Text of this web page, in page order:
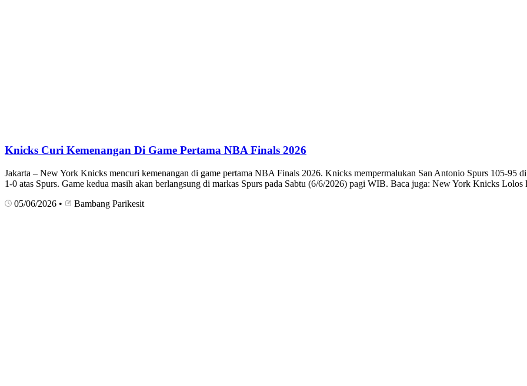
Knicks Curi Kemenangan Di Game Pertama NBA Finals 2026
Jakarta – New York Knicks mencuri kemenangan di game pertama NBA Finals 2026. Knicks mempermalukan San Antonio Spurs 105-
1-0 atas Spurs. Game kedua masih akan berlangsung di markas Spurs pada Sabtu (6/6/2026) pagi WIB. Baca juga: New York Knicks
05/06/2026 • Bambang Parikesit